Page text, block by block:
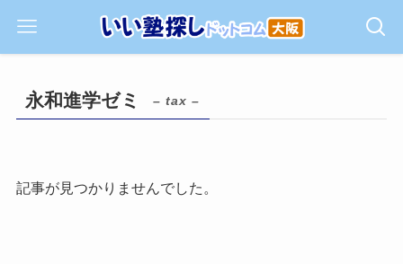
永和進学ゼミ – tax –
記事が見つかりませんでした。